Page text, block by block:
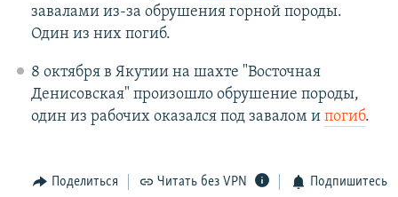
завалами из-за обрушения горной породы.
Один из них погиб.
8 октября в Якутии на шахте "Восточная
Денисовская" произошло обрушение породы,
один из рабочих оказался под завалом и погиб.
Поделиться Читать без VPN Подпишитесь